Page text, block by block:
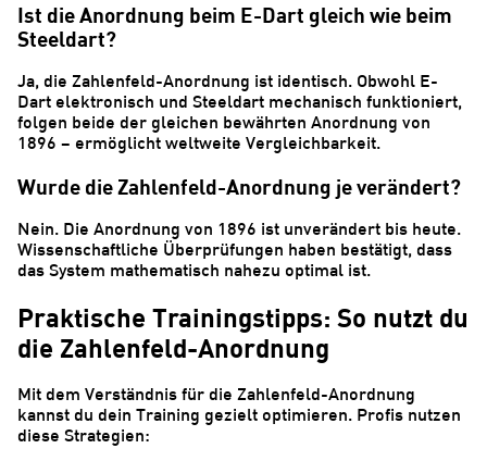
Ist die Anordnung beim E-Dart gleich wie beim
Steeldart?
Ja, die Zahlenfeld-Anordnung ist identisch. Obwohl E-
Dart elektronisch und Steeldart mechanisch funktioniert,
folgen beide der gleichen bewährten Anordnung von
1896 – ermöglicht weltweite Vergleichbarkeit.
Wurde die Zahlenfeld-Anordnung je verändert?
Nein. Die Anordnung von 1896 ist unverändert bis heute.
Wissenschaftliche Überprüfungen haben bestätigt, dass
das System mathematisch nahezu optimal ist.
Praktische Trainingstipps: So nutzt du
die Zahlenfeld-Anordnung
Mit dem Verständnis für die Zahlenfeld-Anordnung
kannst du dein Training gezielt optimieren. Profis nutzen
diese Strategien: